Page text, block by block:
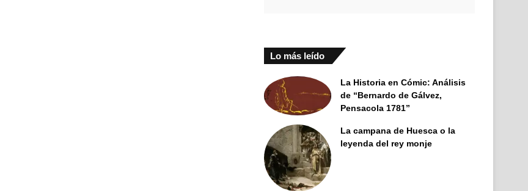
Lo más leído
La Historia en Cómic: Análisis
de “Bernardo de Gálvez,
Pensacola 1781”
La campana de Huesca o la
leyenda del rey monje